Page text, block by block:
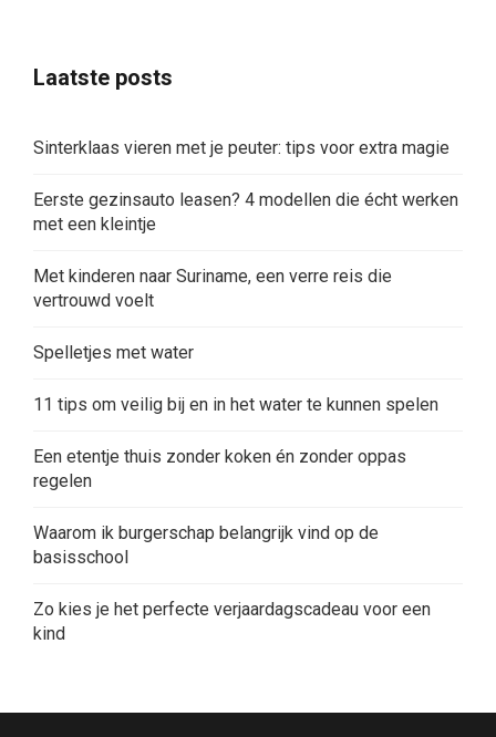
Laatste posts
Sinterklaas vieren met je peuter: tips voor extra magie
Eerste gezinsauto leasen? 4 modellen die écht werken
met een kleintje
Met kinderen naar Suriname, een verre reis die
vertrouwd voelt
Spelletjes met water
11 tips om veilig bij en in het water te kunnen spelen
Een etentje thuis zonder koken én zonder oppas
regelen
Waarom ik burgerschap belangrijk vind op de
basisschool
Zo kies je het perfecte verjaardagscadeau voor een
kind